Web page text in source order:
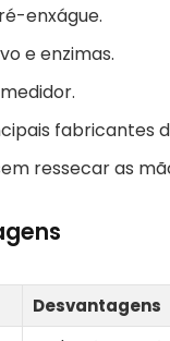
enxágue.
e enzimas.
fabricantes
ressecar as
Desvantagens